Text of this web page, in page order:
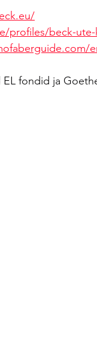
profiles/beck-
fondid ja